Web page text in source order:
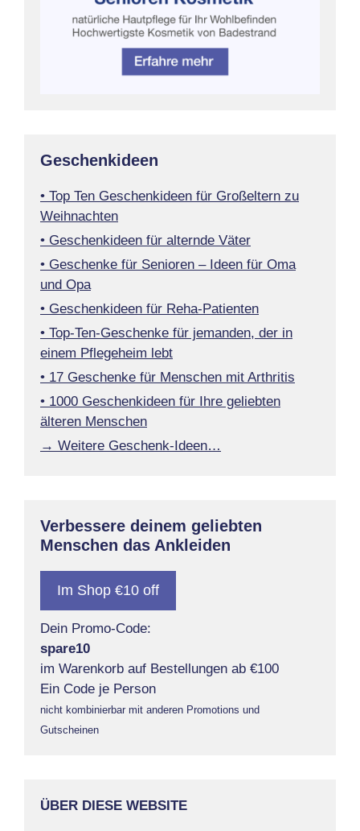
Geschenkideen
• Top Ten Geschenkideen für Großeltern zu
Weihnachten
• Geschenkideen für alternde Väter
• Geschenke für Senioren – Ideen für Oma
und Opa
• Geschenkideen für Reha-Patienten
• Top-Ten-Geschenke für jemanden, der in
einem Pflegeheim lebt
• 17 Geschenke für Menschen mit Arthritis
• 1000 Geschenkideen für Ihre geliebten
älteren Menschen
→ Weitere Geschenk-Ideen…
Verbessere deinem geliebten
Menschen das Ankleiden
Im Shop €10 off
Dein Promo-Code:
spare10
im Warenkorb auf Bestellungen ab €100
Ein Code je Person
nicht kombinierbar mit anderen Promotions und
Gutscheinen
ÜBER DIESE WEBSITE